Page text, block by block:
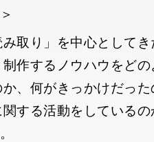
取り」を中心として
作するノウハウをど
、何がきっかけだっ
する活動をしている